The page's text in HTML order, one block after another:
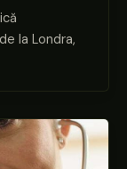
la Londra,